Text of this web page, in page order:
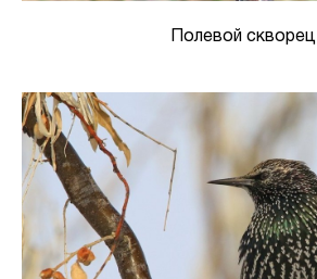
Полевой скворец